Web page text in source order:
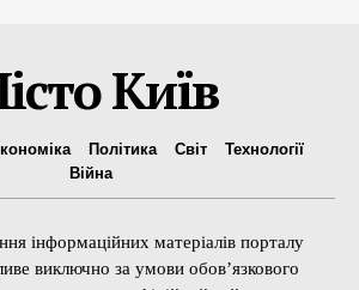
Київ
Політика Світ
Технології
Війна
інформаційних матеріалів порталу
виключно за умови обов’язкового